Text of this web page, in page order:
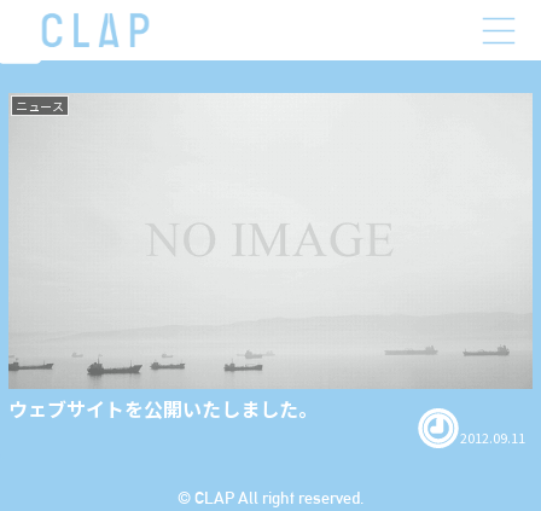
2012-09
ニュース
ウェブサイトを公開いたしました。
2012.09.11
© CLAP All right reserved.